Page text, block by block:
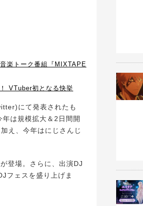
楽トーク番組『MIXTAPE
VTuber初となる快挙
にて発表されたも
は規模拡大＆2日間開
え、今年はにじさんじ
登場。さらに、出演DJ
フェスを盛り上げま